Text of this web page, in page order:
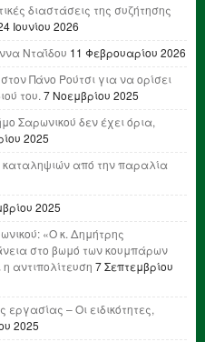
διαστάσεις της συζήτησης
Ιουνίου 2026
Νταΐδου 11 Φεβρουαρίου 2026
Πάνο Ρούτσι για να ορίσει
του. 7 Νοεμβρίου 2025
Σαρωνικού δεν έχει όρια,
2025
από την παραλία
2025
«Ο κ. Δημήτρης
στο βωμό των κουμπάρων
αντιπολίτευση 7 Σεπτεμβρίου
– Οι ειδικότητες,
2025